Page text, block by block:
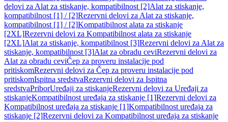
delovi za Alat za stiskanje, kompatibilnost [2]Alat za stiskanje,
kompatibilnost [1] / [2]Rezervni delovi za Alat za stiskanje,
kompatibilnost [1] / [2]Kompatibilnost alata za stiskanje
[2XL]Rezervni delovi za Kompatibilnost alata za stiskanje
[2XL]Alat za stiskanje, kompatibilnost [3]Rezervni delovi za Alat za
stiskanje, kompatibilnost [3]Alat za obradu ceviRezervni delovi za
Alat za obradu ceviČep za proveru instalacije pod
pritiskomRezervni delovi za Čep za proveru instalacije pod
pritiskomIspitna sredstvaRezervni delovi za Ispitna
sredstvaPriborUređaji za stiskanjeRezervni delovi za Uređaji za
stiskanjeKompatibilnost uređaja za stiskanje [1]Rezervni delovi za
Kompatibilnost uređaja za stiskanje [1]Kompatibilnost uređaja za
stiskanje [2]Rezervni delovi za Kompatibilnost uređaja za stiskanje